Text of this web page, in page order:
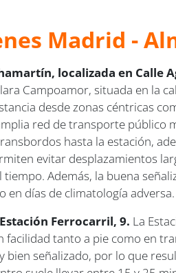
Madrid -
localizada en Calle
Campoamor, situada en la
desde zonas céntricas
red de transporte público
hasta la estación,
evitar desplazamientos
Además, la buena
días de climatología adversa.
Ferrocarril, 9. La
tanto a pie como en
señalizado, por lo que